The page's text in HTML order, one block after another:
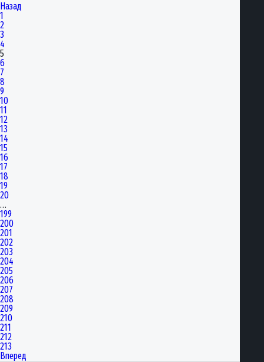
Назад
1
2
3
4
5
6
7
8
9
10
11
12
13
14
15
16
17
18
19
20
…
199
200
201
202
203
204
205
206
207
208
209
210
211
212
213
Вперед